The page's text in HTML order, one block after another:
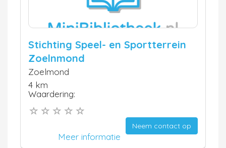
Stichting Speel- en Sportterrein
Zoelnmond
Zoelmond
4 km
Waardering:
Neem contact op
Meer informatie